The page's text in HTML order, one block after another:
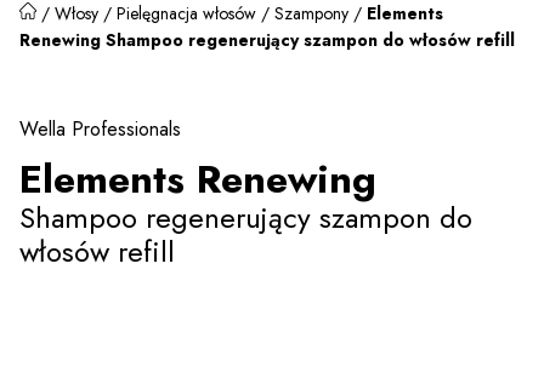
/ Włosy / Pielęgnacja włosów / Szampony / Elements
Renewing Shampoo regenerujący szampon do włosów refill
Wella Professionals
Elements Renewing
Shampoo regenerujący szampon do
włosów refill